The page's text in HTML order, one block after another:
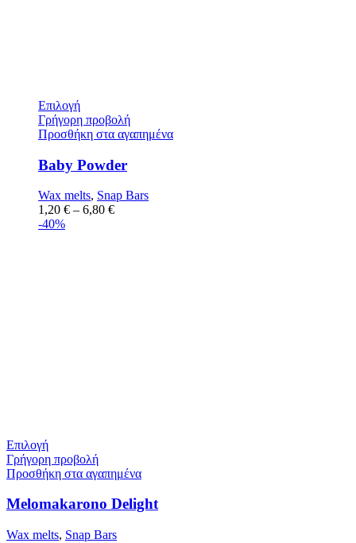
Επιλογή
Γρήγορη προβολή
Προσθήκη στα αγαπημένα
Baby Powder
Wax melts, Snap Bars
1,20 € – 6,80 €
-40%
Επιλογή
Γρήγορη προβολή
Προσθήκη στα αγαπημένα
Melomakarono Delight
Wax melts, Snap Bars